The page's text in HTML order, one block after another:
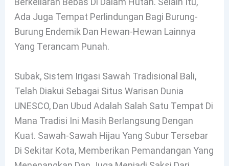
Ada Juga Tempat Perlindungan Bagi Burung-
Burung Endemik Dan Hewan-Hewan Lainnya
Yang Terancam Punah.
Subak, Sistem Irigasi Sawah Tradisional Bali,
Telah Diakui Sebagai Situs Warisan Dunia
UNESCO, Dan Ubud Adalah Salah Satu Tempat Di
Mana Tradisi Ini Masih Berlangsung Dengan
Kuat. Sawah-Sawah Hijau Yang Subur Tersebar
Di Sekitar Kota, Memberikan Pemandangan Yang